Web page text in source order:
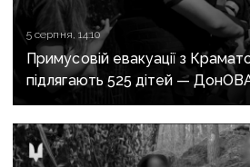
5 серпня, 14:10
Примусовій евакуації з
підлягають 525 дітей —